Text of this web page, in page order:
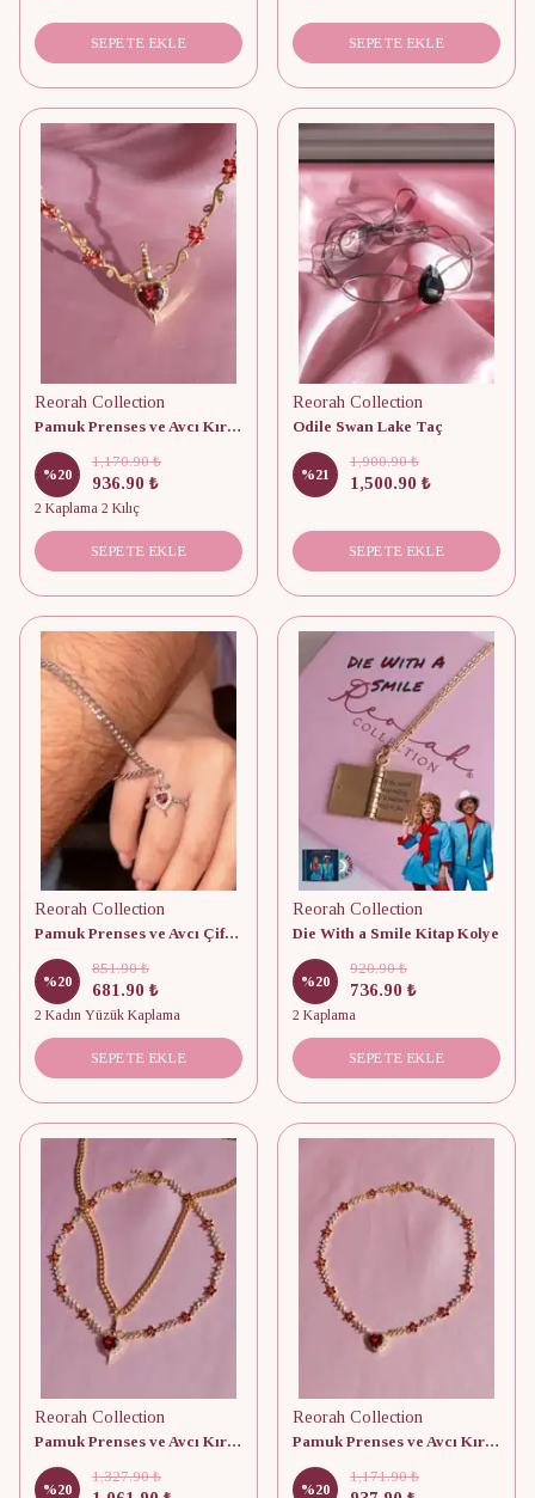
SEPETE EKLE SEPETE EKLE
Reorah Collection
Pamuk Prenses ve Avcı Kırmızı Çiçekli Kolye
%20
1,170.90 ₺
936.90 ₺
2 Kaplama 2 Kılıç
SEPETE EKLE
Reorah Collection
Odile Swan Lake Taç
%21
1,900.90 ₺
1,500.90 ₺
SEPETE EKLE
Reorah Collection
Pamuk Prenses ve Avcı Çift Bileklik Yüzük
%20
851.90 ₺
681.90 ₺
2 Kadın Yüzük Kaplama
SEPETE EKLE
Reorah Collection
Die With a Smile Kitap Kolye
%20
920.90 ₺
736.90 ₺
2 Kaplama
SEPETE EKLE
Reorah Collection
Pamuk Prenses ve Avcı Kırmızı Çiçekli Choker - Çift Kolyesi
%20
1,327.90 ₺
Reorah Collection
Pamuk Prenses ve Avcı Kırmızı Çiçekli Kolye
%20
1,171.90 ₺